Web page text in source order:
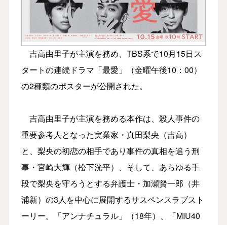
吉高由里子が主演を務め、TBS系で10月15日ス
タートの連続ドラマ「最愛」（金曜午後10：00）
の2種類のポスターが公開された。
吉高由里子が主演を務める本作は、殺人事件の
重要参考人となった実業家・真田梨央（吉高）
と、梨央の初恋の相手であり事件の真相を追う刑
事・宮崎大輝（松下洸平）、そして、あらゆる手
段で梨央を守ろうとする弁護士・加瀬賢一郎（井
浦新）の3人を中心に展開するサスペンスラブスト
ーリー。「アンナチュラル」（18年）、「MIU40